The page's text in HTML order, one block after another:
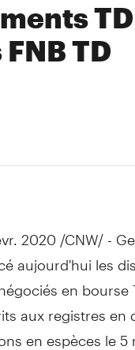
TD
2020 /CNW/ -
aujourd'hui les
en bourse
aux registres en
en espèces le 5